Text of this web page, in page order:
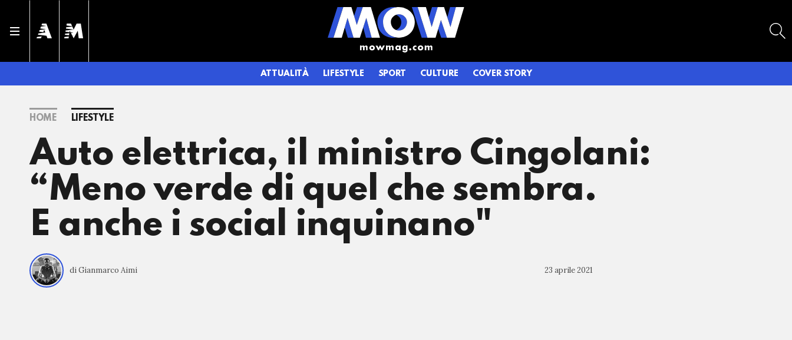
ATTUALITÀ LIFESTYLE SPORT CULTURE COVER STORY
HOME LIFESTYLE
Auto elettrica, il ministro Cingolani:
“Meno verde di quel che sembra.
E anche i social inquinano"
di Gianmarco Aimi 23 aprile 2021